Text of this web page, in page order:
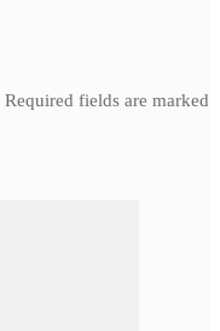
Required fields are marked